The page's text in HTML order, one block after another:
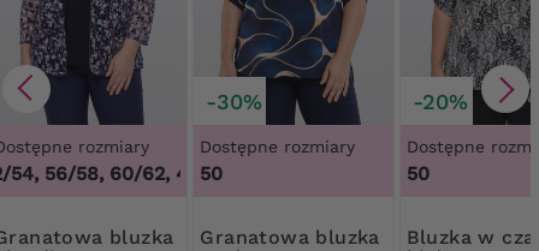
rozmiary
56/58, 60/62,48/50, 52/54, 56/58, 60/62
-30%
Dostępne rozmiary
50
Granatowa bluzka
-20%
Dostępne
50
Bluzka w czarno-